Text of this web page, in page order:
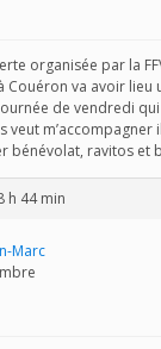
organisée par la
Couéron va avoir lieu
de vendredi
veut
bénévolat, ravitos et
h 44 min
Marc